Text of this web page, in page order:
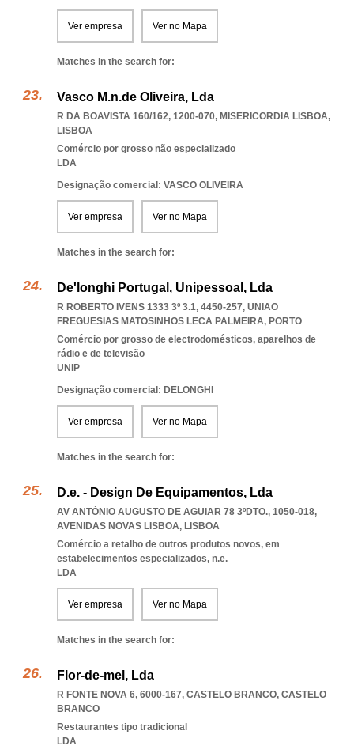
Ver empresa Ver no Mapa
Matches in the search for:
Vasco M.n.de Oliveira, Lda
R DA BOAVISTA 160/162, 1200-070, MISERICORDIA LISBOA,
LISBOA
Comércio por grosso não especializado
LDA
Designação comercial: VASCO OLIVEIRA
Ver empresa Ver no Mapa
Matches in the search for:
De'longhi Portugal, Unipessoal, Lda
R ROBERTO IVENS 1333 3º 3.1, 4450-257, UNIAO
FREGUESIAS MATOSINHOS LECA PALMEIRA, PORTO
Comércio por grosso de electrodomésticos, aparelhos de
rádio e de televisão
UNIP
Designação comercial: DELONGHI
Ver empresa Ver no Mapa
Matches in the search for:
D.e. - Design De Equipamentos, Lda
AV ANTÓNIO AUGUSTO DE AGUIAR 78 3ºDTO., 1050-018,
AVENIDAS NOVAS LISBOA, LISBOA
Comércio a retalho de outros produtos novos, em
estabelecimentos especializados, n.e.
LDA
Ver empresa Ver no Mapa
Matches in the search for:
Flor-de-mel, Lda
R FONTE NOVA 6, 6000-167, CASTELO BRANCO, CASTELO
BRANCO
Restaurantes tipo tradicional
LDA